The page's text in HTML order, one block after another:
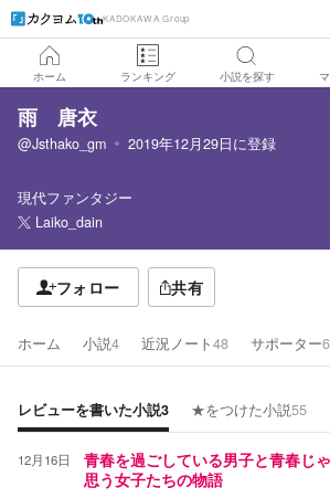
KADOKAWA Group
ホーム ランキング 小説を探す
雨 唐衣
@Jsthako_gm 2019年12月29日に登録
現代ファンタジー
Laiko_dain
フォロー 共有
ホーム 小説4 近況ノート48 サポーター
レビューを書いた小説3 ★をつけた小説55
12月16日
青春を過ごしている男子と青春じ
思う女子たちの物語